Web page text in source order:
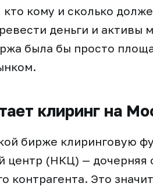
кому и сколько
деньги и активы
была бы просто
клиринг на
бирже клиринговую
центр (НКЦ) —
контрагента. Это